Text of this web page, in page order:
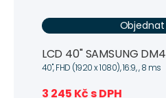
Objednat
LCD 40" SAMSUNG
40", FHD (1920 x 1080), 16:9, , 8 ms
3 245 Kč s DPH